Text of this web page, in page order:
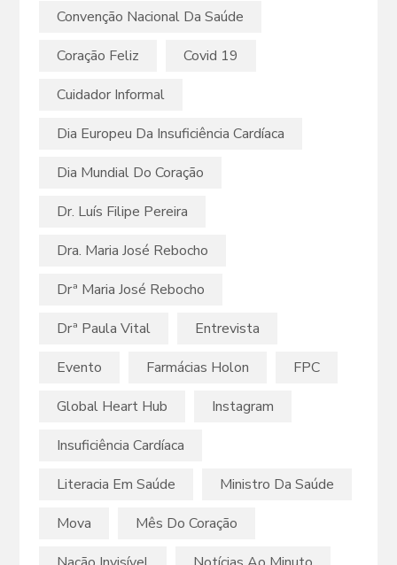
Convenção Nacional Da Saúde
Coração Feliz
Covid 19
Cuidador Informal
Dia Europeu Da Insuficiência Cardíaca
Dia Mundial Do Coração
Dr. Luís Filipe Pereira
Dra. Maria José Rebocho
Drª Maria José Rebocho
Drª Paula Vital
Entrevista
Evento
Farmácias Holon
FPC
Global Heart Hub
Instagram
Insuficiência Cardíaca
Literacia Em Saúde
Ministro Da Saúde
Mova
Mês Do Coração